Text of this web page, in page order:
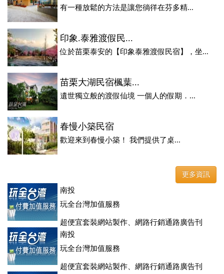
有一種放鬆的方法是讓您徜徉在芬多精...
印象.泰雅渡假民...
位於苗栗泰安的【印象泰雅渡假民宿】，坐...
苗栗大湖民宿楓葉...
遺世獨立般的渡假仙境 一個人的假期．...
春慢小築民宿
歡迎來到春慢小築！ 我們提供了桌...
更多資訊
南投
玩全台灣加值服務
超便宜套裝網站製作、網路行銷通路廣告刊
登、訂房系統、客房委託旅行社銷售，全面優惠中....
南投
玩全台灣加值服務
超便宜套裝網站製作、網路行銷通路廣告刊